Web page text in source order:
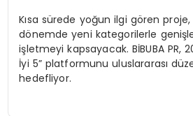
Kısa sürede yoğun ilgi gören
dönemde yeni kategorilerle
işletmeyi kapsayacak. BİBUBA PR,
İyi 5” platformunu uluslararası
hedefliyor.